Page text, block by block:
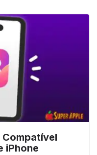
Compatível
iPhone